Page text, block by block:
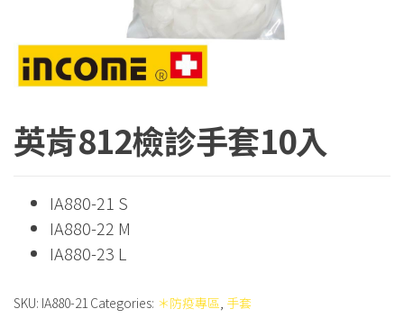
英肯812檢診手套10入
IA880-21 S
IA880-22 M
IA880-23 L
SKU: IA880-21 Categories: ＊防疫專區, 手套